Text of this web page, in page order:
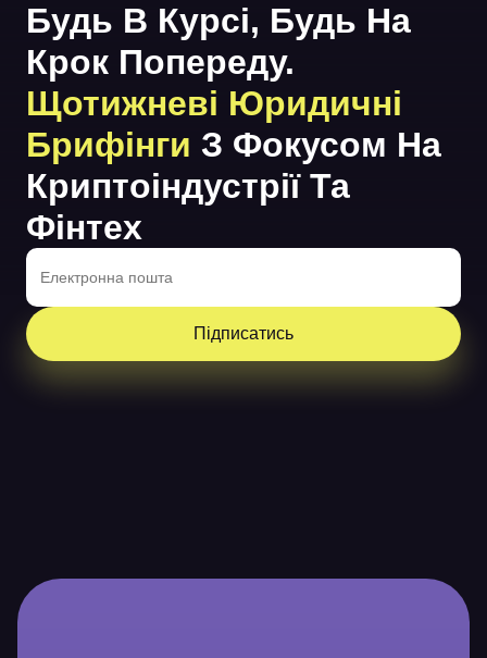
Будь В Курсі, Будь На
Крок Попереду.
Щотижневі Юридичні
Брифінги З Фокусом На
Криптоіндустрії Та
Фінтех
Підписатись